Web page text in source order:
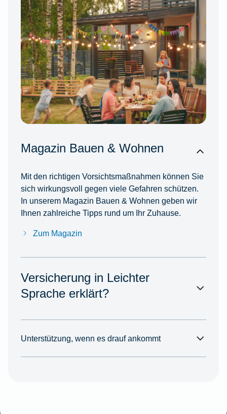
Magazin Bauen & Wohnen
Mit den richtigen Vorsichtsmaßnahmen können Sie
sich wirkungsvoll gegen viele Gefahren schützen.
In unserem Magazin Bauen & Wohnen geben wir
Ihnen zahlreiche Tipps rund um Ihr Zuhause.
Zum Magazin
Versicherung in Leichter
Sprache erklärt?
Unterstützung, wenn es drauf ankommt